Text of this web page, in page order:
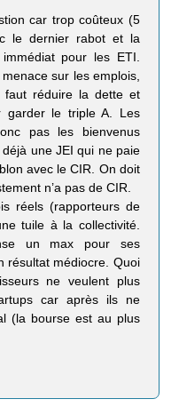
car trop coûteux (5
le dernier rabot et la
pour les ETI.
sur les emplois,
faut réduire la dette et
garder le triple A. Les
pas les bienvenus
une JEI qui ne paie
avec le CIR. On doit
n’a pas de CIR.
réels (rapporteurs de
tuile à la collectivité.
un max pour ses
résultat médiocre. Quoi
ne veulent plus
car après ils ne
(la bourse est au plus